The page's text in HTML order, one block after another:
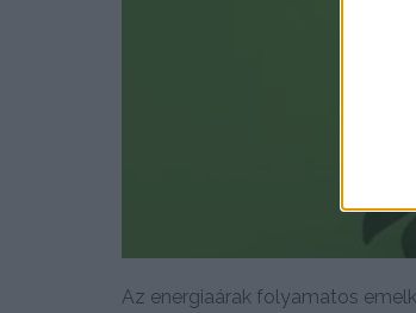
Az energiaárak folyamatos